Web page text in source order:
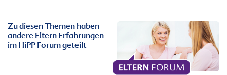
Zu diesen Themen haben
andere Eltern Erfahrungen
im HiPP Forum geteilt